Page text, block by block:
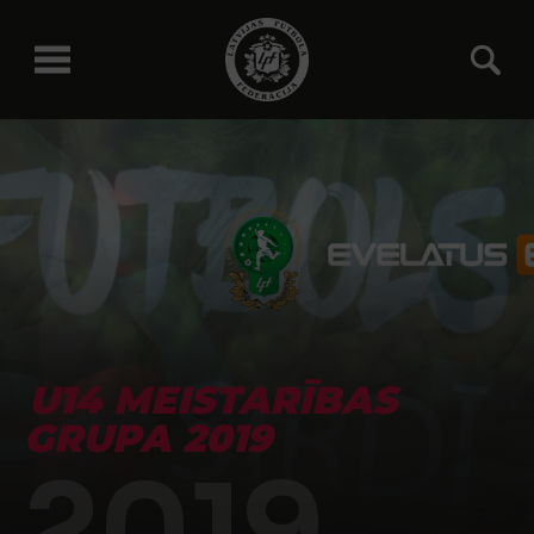
U14 MEISTARĪBAS
GRUPA 2019